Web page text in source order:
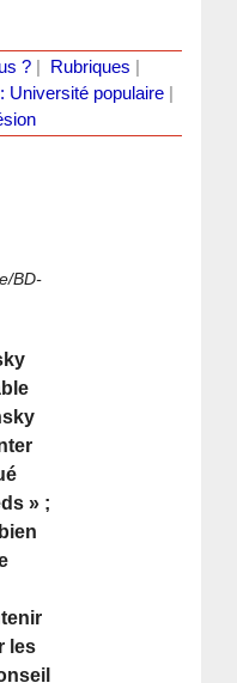
?| Rubriques
Université populaire
BD-
» ;
les